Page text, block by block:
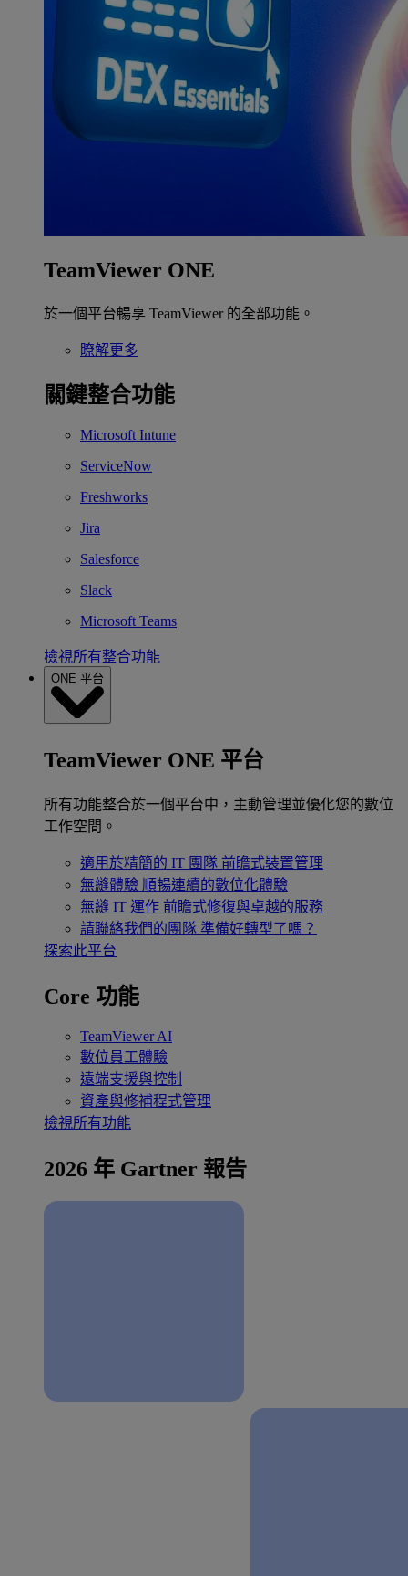
TeamViewer ONE
於一個平台暢享 TeamViewer 的全部功能。
瞭解更多
關鍵整合功能
Microsoft Intune
ServiceNow
Freshworks
Jira
Salesforce
Slack
Microsoft Teams
檢視所有整合功能
ONE 平台
TeamViewer ONE 平台
所有功能整合於一個平台中，主動管理並優化您的數位
工作空間。
適用於精簡的 IT 團隊 前瞻式裝置管理
無縫體驗 順暢連續的數位化體驗
無縫 IT 運作 前瞻式修復與卓越的服務
請聯絡我們的團隊 準備好轉型了嗎？
探索此平台
Core 功能
TeamViewer AI
數位員工體驗
遠端支援與控制
資產與修補程式管理
檢視所有功能
2026 年 Gartner 報告